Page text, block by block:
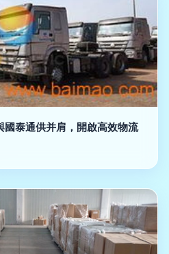
國泰通供并肩，開啟高效物流